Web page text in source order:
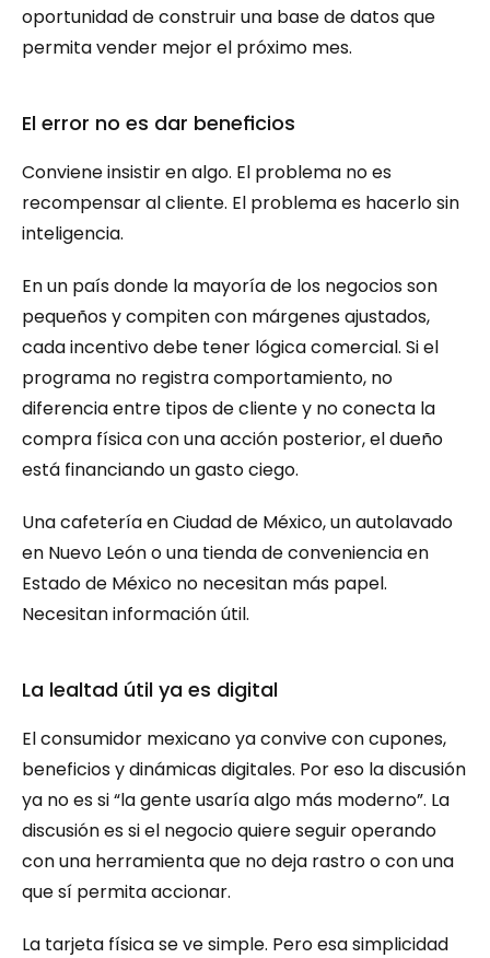
oportunidad de construir una base de datos que
permita vender mejor el próximo mes.
El error no es dar beneficios
Conviene insistir en algo. El problema no es
recompensar al cliente. El problema es hacerlo sin
inteligencia.
En un país donde la mayoría de los negocios son
pequeños y compiten con márgenes ajustados,
cada incentivo debe tener lógica comercial. Si el
programa no registra comportamiento, no
diferencia entre tipos de cliente y no conecta la
compra física con una acción posterior, el dueño
está financiando un gasto ciego.
Una cafetería en Ciudad de México, un autolavado
en Nuevo León o una tienda de conveniencia en
Estado de México no necesitan más papel.
Necesitan información útil.
La lealtad útil ya es digital
El consumidor mexicano ya convive con cupones,
beneficios y dinámicas digitales. Por eso la discusión
ya no es si “la gente usaría algo más moderno”. La
discusión es si el negocio quiere seguir operando
con una herramienta que no deja rastro o con una
que sí permita accionar.
La tarjeta física se ve simple. Pero esa simplicidad